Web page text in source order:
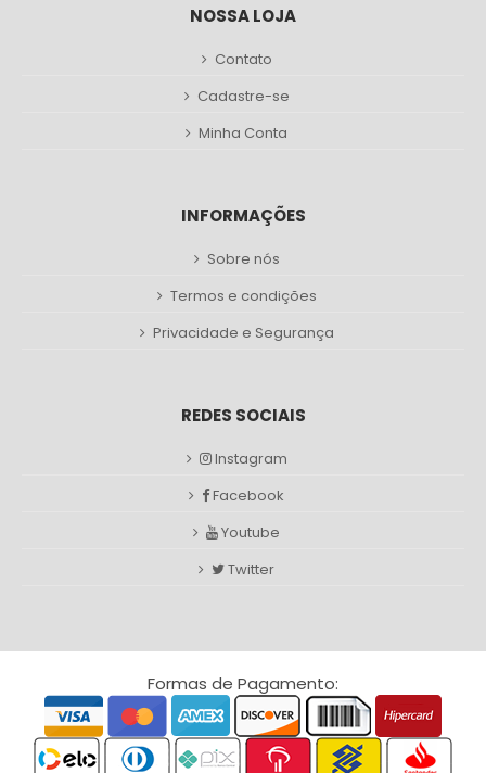
NOSSA LOJA
Contato
Cadastre-se
Minha Conta
INFORMAÇÕES
Sobre nós
Termos e condições
Privacidade e Segurança
REDES SOCIAIS
Instagram
Facebook
Youtube
Twitter
Formas de Pagamento: